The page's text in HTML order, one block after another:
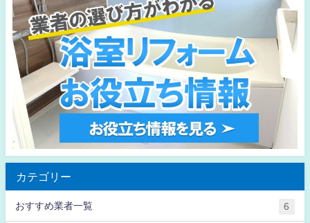
カテゴリー
おすすめ業者一覧 6